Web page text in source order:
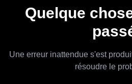
Quelque
Une erreur inattendue s'est
résoudre le